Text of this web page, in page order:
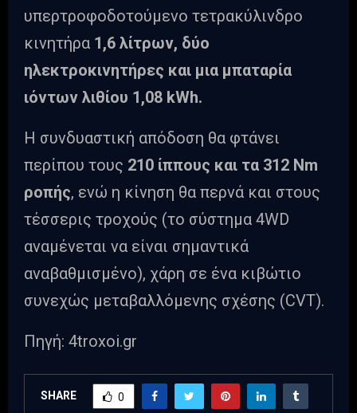
υπερτροφοδοτούμενο τετρακύλινδρο
κινητήρα 1,6 λίτρων, δύο
ηλεκτροκινητήρες και μια μπαταρία
ιόντων λιθίου 1,08 kWh.
Η συνδυαστική απόδοση θα φτάνει
περίπου τους 210 ίππους και τα 312 Nm
ροπής, ενώ η κίνηση θα περνά και στους
τέσσερις τροχούς (το σύστημα 4WD
αναμένεται να είναι σημαντικά
αναβαθμισμένο), χάρη σε ένα κιβώτιο
συνεχώς μεταβαλλόμενης σχέσης (CVT).
Πηγή: 4troxoi.gr
SHARE 0